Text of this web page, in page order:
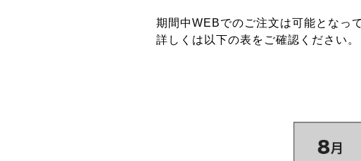
期間中WEBでのご注文は可能となっ
詳しくは以下の表をご確認ください。